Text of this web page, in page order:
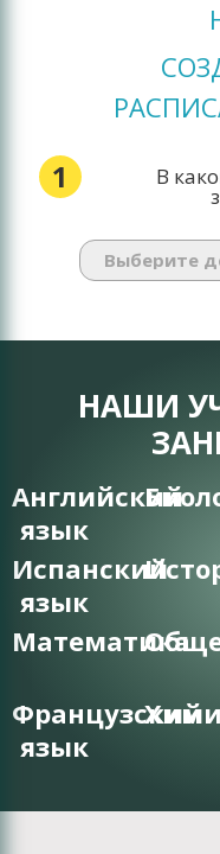
1 В
НАШИ
Английский
язык
Испанский
язык
Математика
Французский
язык